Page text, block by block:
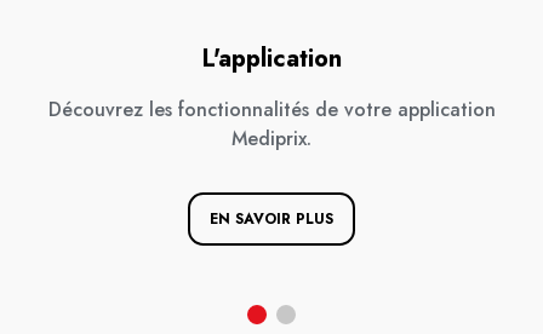
L'application
Découvrez les fonctionnalités de votre application
Mediprix.
EN SAVOIR PLUS